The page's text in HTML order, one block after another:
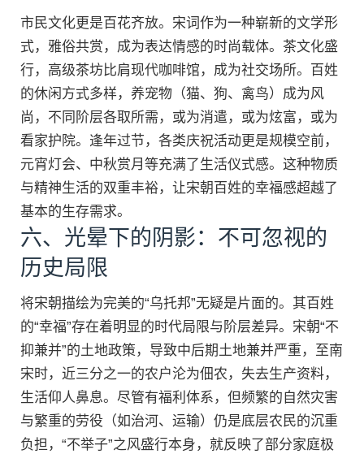
市民文化更是百花齐放。宋词作为一种崭新的文学形
式，雅俗共赏，成为表达情感的时尚载体。茶文化盛
行，高级茶坊比肩现代咖啡馆，成为社交场所。百姓
的休闲方式多样，养宠物（猫、狗、禽鸟）成为风
尚，不同阶层各取所需，或为消遣，或为炫富，或为
看家护院。逢年过节，各类庆祝活动更是规模空前，
元宵灯会、中秋赏月等充满了生活仪式感。这种物质
与精神生活的双重丰裕，让宋朝百姓的幸福感超越了
基本的生存需求。
六、光晕下的阴影：不可忽视的
历史局限
将宋朝描绘为完美的“乌托邦”无疑是片面的。其百姓
的“幸福”存在着明显的时代局限与阶层差异。宋朝“不
抑兼并”的土地政策，导致中后期土地兼并严重，至南
宋时，近三分之一的农户沦为佃农，失去生产资料，
生活仰人鼻息。尽管有福利体系，但频繁的自然灾害
与繁重的劳役（如治河、运输）仍是底层农民的沉重
负担，“不举子”之风盛行本身，就反映了部分家庭极